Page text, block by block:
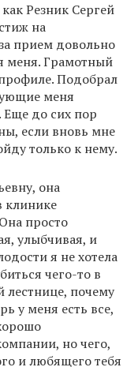
Резник Сергей
на
прием довольно
меня. Грамотный
Подобрал
меня
до сих пор
если вновь мне
только к нему.
она
клинике
просто
улыбчивая, и
я не хотела
чего-то в
лестнице, почему
у меня есть все,
но чего,
и любящего тебя